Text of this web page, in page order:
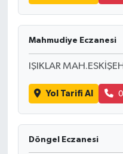
Mahmudiye Eczanesi
IŞIKLAR
Yol Tarifi Al
Döngel Eczanesi